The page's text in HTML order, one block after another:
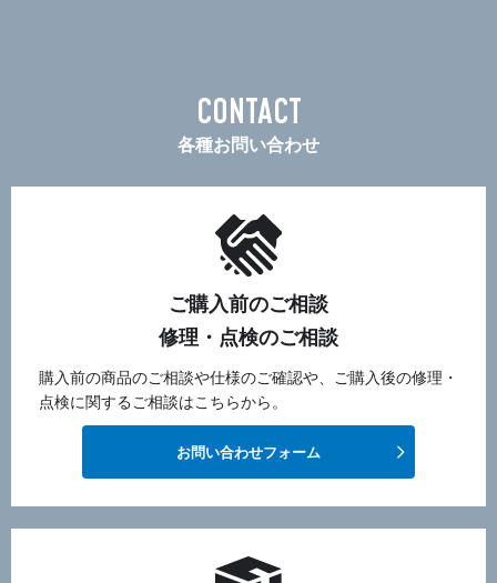
CONTACT
各種お問い合わせ
ご購入前のご相談
修理・点検のご相談
購入前の商品のご相談や仕様のご確認や、ご購入後の修理・
点検に関するご相談はこちらから。
お問い合わせフォーム